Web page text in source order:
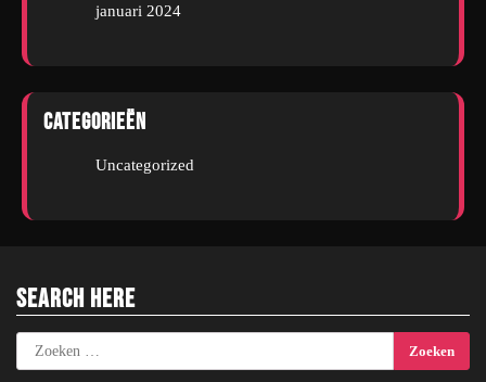
januari 2024
Categorieën
Uncategorized
Search Here
Zoeken
naar: